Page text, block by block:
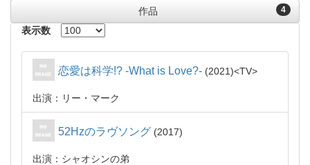
4
作品
表示数
恋愛は科学!? -What is Love?- 2021 TV
出演：リー・マーク
52Hzのラヴソング 2017
出演：シャオシンの弟